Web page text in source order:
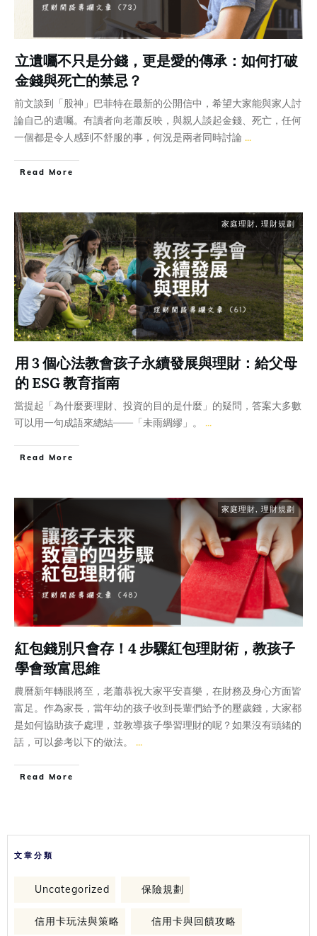
立遺囑不只是分錢，更是愛的傳承：如何打破
金錢與死亡的禁忌？
前文談到「股神」巴菲特在最新的公開信中，希望大家能與家人討
論自己的遺囑。有讀者向老蕭反映，與親人談起金錢、死亡，任何
一個都是令人感到不舒服的事，何況是兩者同時討論 ...
Read More
家庭理財, 理財規劃
用 3 個心法教會孩子永續發展與理財：給父母
的 ESG 教育指南
當提起「為什麼要理財、投資的目的是什麼」的疑問，答案大多數
可以用一句成語來總結——「未雨綢繆」。 ...
Read More
家庭理財, 理財規劃
紅包錢別只會存！4 步驟紅包理財術，教孩子
學會致富思維
農曆新年轉眼將至，老蕭恭祝大家平安喜樂，在財務及身心方面皆
富足。作為家長，當年幼的孩子收到長輩們給予的壓歲錢，大家都
是如何協助孩子處理，並教導孩子學習理財的呢？如果沒有頭緒的
話，可以參考以下的做法。 ...
Read More
文章分類
Uncategorized 保險規劃
信用卡玩法與策略 信用卡與回饋攻略